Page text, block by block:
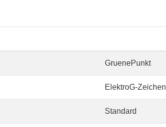
GruenePunkt
ElektroG-Zeichen
Standard